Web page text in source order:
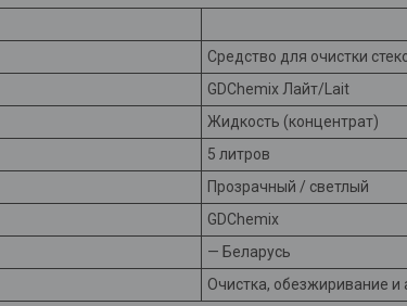
Средство для очистки
GDChemix Лайт/Lait
Жидкость (концентрат)
5 литров
Прозрачный / светлый
GDChemix
— Беларусь
Очистка, обезжиривание и